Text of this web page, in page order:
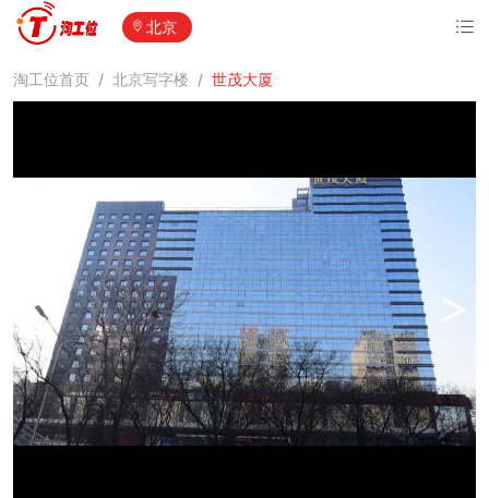
北京
淘工位首页 / 北京写字楼 / 世茂大厦
< >